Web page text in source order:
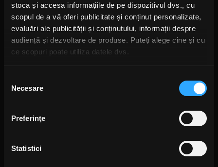
stoca și accesa informațiile de pe dispozitivul dvs., cu
scopul de a vă oferi publicitate și conținut personalizate,
evaluări ale publicității și conținutului, informații despre
audiență și dezvoltare de produse. Puteți alege cine și cu
ce scopuri poate utiliza datele dvs.
Să colectăm informațiile cu privire la locația dvs.
Să vă identificăm dispozitivul scanândul-l în mod
activ după caracteristici specifice (amprentare)
dvs. personale și configurați-vă preferințele la
secțiunea
consimțământului
Necesare
Preferinţe
Statistici
Rock News
MAI MULT
Green Day a lansat un canal
YouTube cu transmisie non-stop
Yngwie Malmsteen anunță
albumul Hell or High Water și